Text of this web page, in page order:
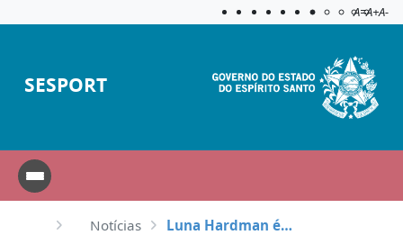
Aplicar
A=A+A-
SESPORT
Notícias Luna Hardman é campeã da primeira etapa do Circuito Europeu de Bodyboarding, em Portugal